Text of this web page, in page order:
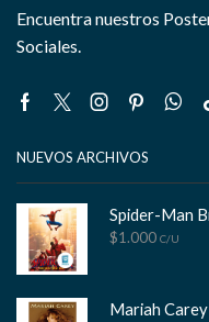
Encuentra nuestros
Sociales.
Facebook
TwitterInstagram
Pinterest
NUEVOS ARCHIVOS
Spider-Man
$1.000 C/U
Mariah Carey